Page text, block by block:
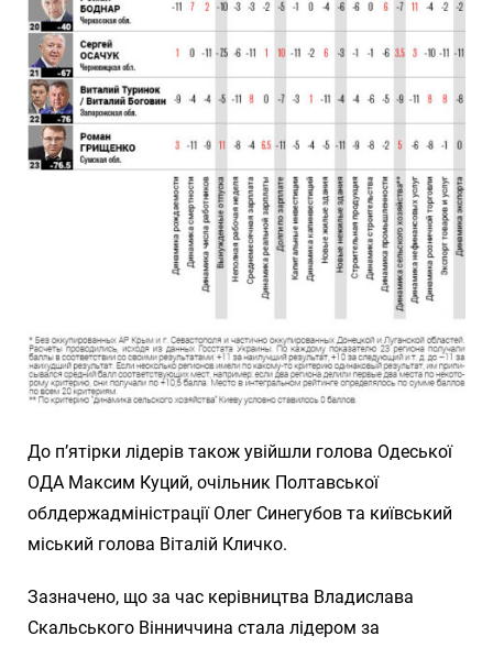
До п’ятірки лідерів також увійшли голова Одеської
ОДА Максим Куций, очільник Полтавської
облдержадміністрації Олег Синегубов та київський
міський голова Віталій Кличко.
Зазначено, що за час керівництва Владислава
Скальського Вінниччина стала лідером за